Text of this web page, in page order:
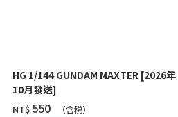
HG 1/144 GUNDAM MAXTER [2026年
10月發送]
NT$ ‌550
（含税）